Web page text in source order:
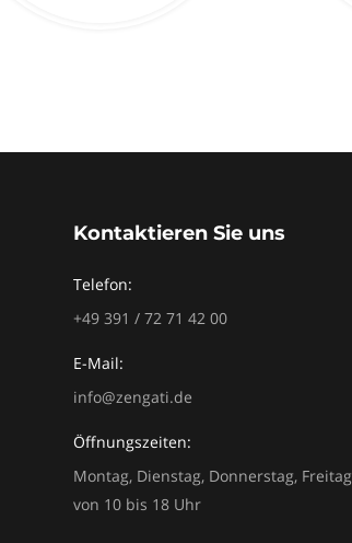
Kontaktieren Sie uns
Telefon:
+49 391 / 72 71 42 00
E-Mail:
info@zengati.de
Öffnungszeiten:
Montag, Dienstag, Donnerstag, Freitag
von 10 bis 18 Uhr